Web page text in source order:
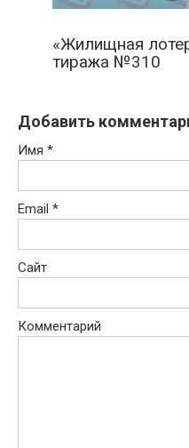
«Жилищная
тиража №310
Добавить
Имя *
Email *
Сайт
Комментарий